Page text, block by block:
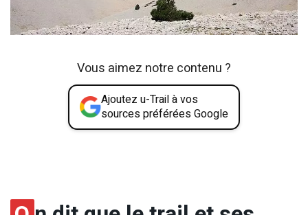
Vous aimez notre contenu ?
Ajoutez u-Trail à vos
sources préférées Google